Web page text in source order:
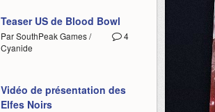
Teaser US de Blood Bowl
4
Par SouthPeak Games /
Cyanide
Vidéo de présentation des
Elfes Noirs